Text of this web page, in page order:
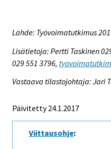
Lähde: Työvoimatutkimus
Lisätietoja: Pertti Taskinen
029 551 3796,
Vastaava tilastojohtaja: Jari
Päivitetty 24.1.2017
Viittausohje: